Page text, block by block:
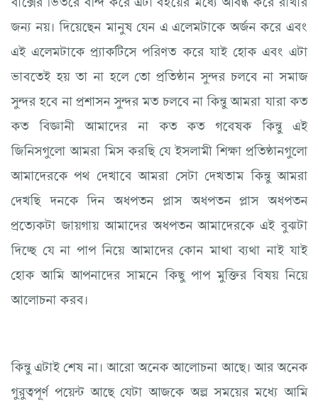
জন্য নয়। দিয়েছেন মানুষ যেন এ এলেমটাকে অর্জন করে এবং
এই এলেমটাকে প্র্যাকটিসে পরিণত করে যাই হোক এবং এটা
ভাবতেই হয় তা না হলে তো প্রতিষ্ঠান সুন্দর চলবে না সমাজ
সুন্দর হবে না প্রশাসন সুন্দর মত চলবে না কিন্তু আমরা যারা কত
কত বিজ্ঞানী আমাদের না কত কত গবেষক কিন্তু এই
জিনিসগুলো আমরা মিস করছি যে ইসলামী শিক্ষা প্রতিষ্ঠানগুলো
আমাদেরকে পথ দেখাবে আমরা সেটা দেখতাম কিন্তু আমরা
দেখছি দনকে দিন অধপতন প্লাস অধপতন প্লাস অধপতন
প্রত্যেকটা জায়গায় আমাদের অধপতন আমাদেরকে এই বুঝটা
দিচ্ছে যে না পাপ নিয়ে আমাদের কোন মাথা ব্যথা নাই যাই
হোক আমি আপনাদের সামনে কিছু পাপ মুক্তির বিষয় নিয়ে
আলোচনা করব।
কিন্তু এটাই শেষ না। আরো অনেক আলোচনা আছে। আর অনেক
গুরুত্বপূর্ণ পয়েন্ট আছে যেটা আজকে অল্প সময়ের মধ্যে আমি